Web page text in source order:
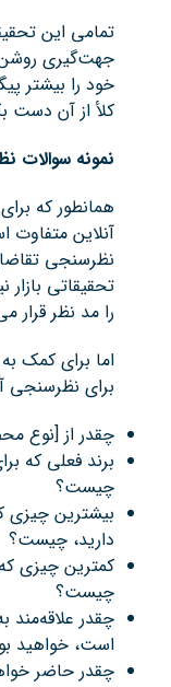
تمامی این
جهت‌گیری
خود را بیشتر
کلأ از آن دست
نمونه
همانطور که
آنلاین متفاوت
نظرسنجی
تحقیقاتی
را مد نظر قرار
اما برای کمک
برای نظرسنجی
چقدر از [نوع
برند فعلی که
چیست؟
بیشترین
دارید، چیست؟
کمترین چیزی
چیست؟
چقدر
است، خواهید
چقدر حاضر